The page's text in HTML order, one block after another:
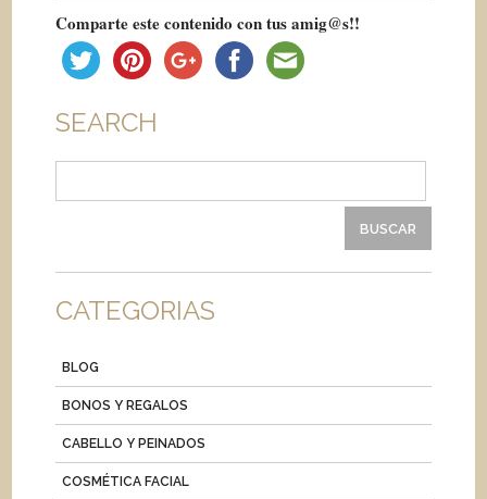
Comparte este contenido con tus amig@s!!
SEARCH
CATEGORIAS
BLOG
BONOS Y REGALOS
CABELLO Y PEINADOS
COSMÉTICA FACIAL